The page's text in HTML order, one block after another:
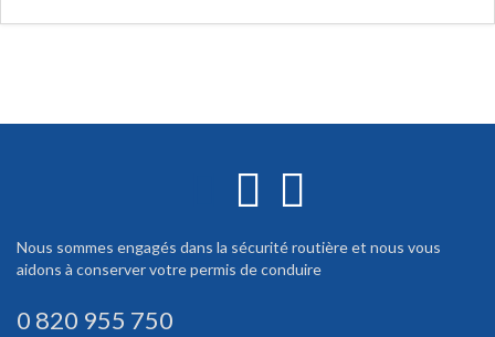
Nous sommes engagés dans la sécurité routière et nous vous
aidons à conserver votre permis de conduire
0 820 955 750